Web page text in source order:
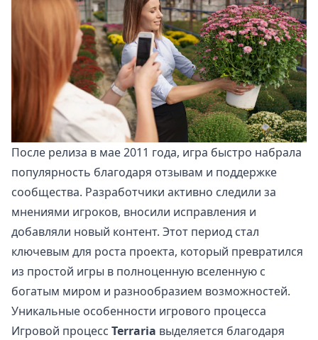
После релиза в мае 2011 года, игра быстро набрала
популярность благодаря отзывам и поддержке
сообщества. Разработчики активно следили за
мнениями игроков, вносили исправления и
добавляли новый контент. Этот период стал
ключевым для роста проекта, который превратился
из простой игры в полноценную вселенную с
богатым миром и разнообразием возможностей.
Уникальные особенности игрового процесса
Игровой процесс Terraria выделяется благодаря